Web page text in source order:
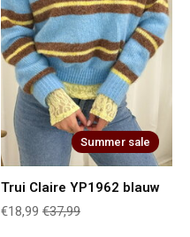
Summer sale
Trui Claire YP1962 blauw
€18,99 €37,99